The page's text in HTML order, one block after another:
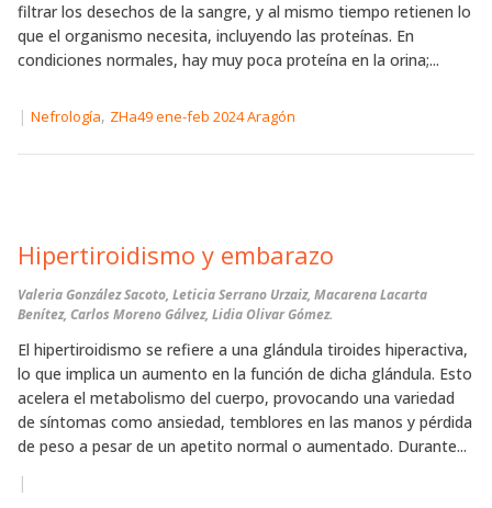
filtrar los desechos de la sangre, y al mismo tiempo retienen lo
que el organismo necesita, incluyendo las proteínas. En
condiciones normales, hay muy poca proteína en la orina;...
| Nefrología, ZHa49 ene-feb 2024 Aragón
Hipertiroidismo y embarazo
Valeria González Sacoto, Leticia Serrano Urzaiz, Macarena Lacarta
Benítez, Carlos Moreno Gálvez, Lidia Olivar Gómez.
El hipertiroidismo se refiere a una glándula tiroides hiperactiva,
lo que implica un aumento en la función de dicha glándula. Esto
acelera el metabolismo del cuerpo, provocando una variedad
de síntomas como ansiedad, temblores en las manos y pérdida
de peso a pesar de un apetito normal o aumentado. Durante...
|